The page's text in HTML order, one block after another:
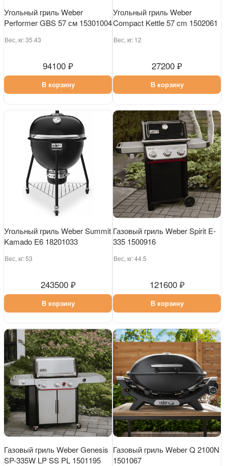
Угольный гриль Weber
Performer GBS 57 см 15301004
Вес, кг:35.43
94100 ₽
В корзину
Угольный гриль Weber
Compact Kettle 57 cm 1502061
Вес, кг:12
27200 ₽
В корзину
Угольный гриль Weber Summit
Kamado E6 18201033
Вес, кг:53
243500 ₽
В корзину
Газовый гриль Weber Spirit E-
335 1500916
Вес, кг:44.5
121600 ₽
В корзину
Газовый гриль Weber Genesis
SP-335W LP SS PL 1501195
Газовый гриль Weber Q 2100N
1501067